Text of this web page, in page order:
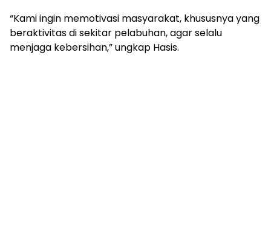
“Kami ingin memotivasi masyarakat, khususnya yang
beraktivitas di sekitar pelabuhan, agar selalu
menjaga kebersihan,” ungkap Hasis.